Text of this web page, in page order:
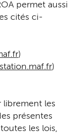
permet aussi
cités ci-
)
)
librement les
présentes
les lois,